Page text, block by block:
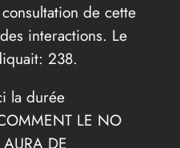
de cette
interactions. Le
238.
la durée
LE NO
DE